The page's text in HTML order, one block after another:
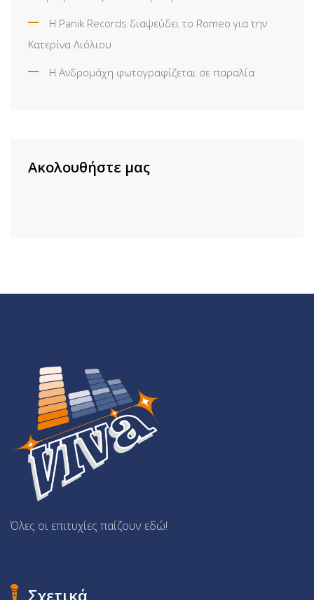
Η Panik Records διαψεύδει το Romeo για την
Κατερίνα Λιόλιου
Η Ανδρομάχη φωτογραφίζεται σε παραλία
Ακολουθήστε μας
Όλες οι επιτυχίες παίζουν εδώ!
Σχετικά